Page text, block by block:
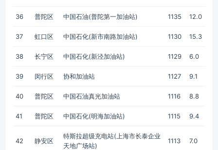
36 普陀区 中国石油(普陀第一加油站) 1135 12.0
37 虹口区 中国石化(新市南路加油站) 1130 15.3
38 长宁区 中国石化(新泾加油站) 1129 6.0
39 闵行区 协和加油站 1127 9.1
40 普陀区 中国石油真光加油站 1116 8.8
41 普陀区 中国石化(明海加油站) 1115 9.4
42 静安区
特斯拉超级充电站(上海市长泰企业
天地广场站)
1113 7.0